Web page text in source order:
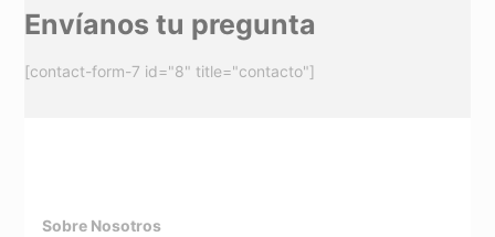
Envíanos tu pregunta
[contact-form-7 id="8" title="contacto"]
Sobre Nosotros